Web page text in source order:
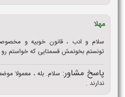
مهلا
سلام و ادب ، قانون خوبیه و
تونستم بخونمش قسمتایی که خواستم رو
پاسخ مشاور: سلام. بله ، معمولا
ندارند .